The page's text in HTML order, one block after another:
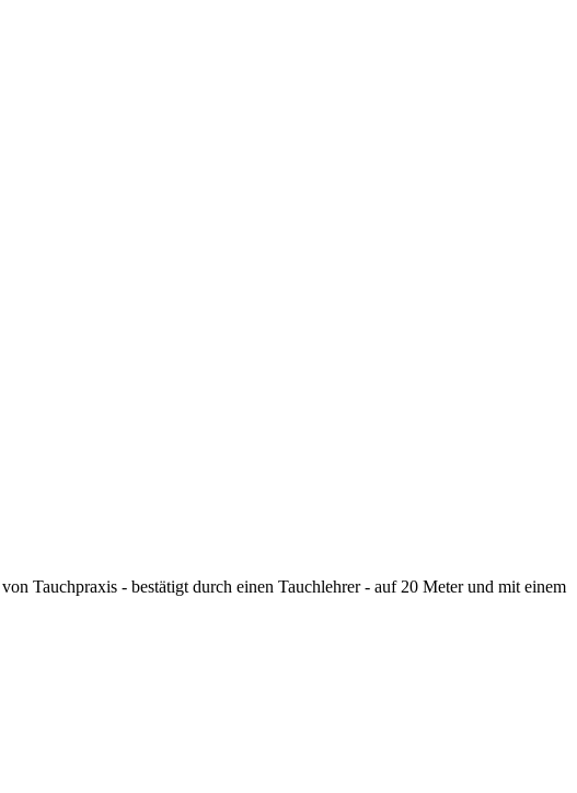
Tauchpraxis - bestätigt durch einen Tauchlehrer - auf 20 Meter und mit einem